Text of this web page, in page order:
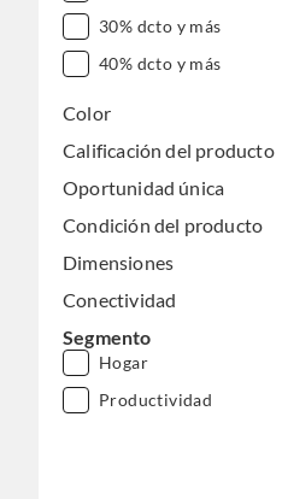
30% dcto y más
40% dcto y más
Color
Calificación del producto
Oportunidad única
Condición del producto
Dimensiones
Conectividad
Segmento
Hogar
Productividad